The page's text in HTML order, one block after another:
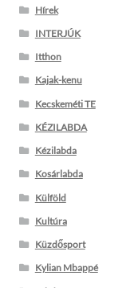
Hírek
INTERJÚK
Itthon
Kajak-kenu
Kecskeméti TE
KÉZILABDA
Kézilabda
Kosárlabda
Külföld
Kultúra
Küzdősport
Kylian Mbappé